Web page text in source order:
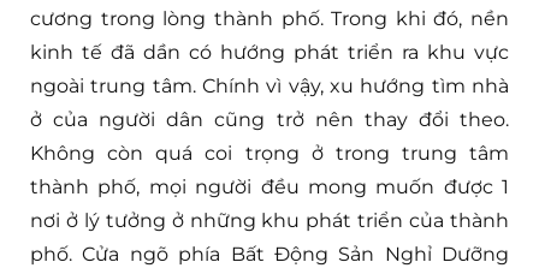
cương trong lòng thành phố. Trong khi đó, nền
kinh tế đã dần có hướng phát triển ra khu vực
ngoài trung tâm. Chính vì vậy, xu hướng tìm nhà
ở của người dân cũng trở nên thay đổi theo.
Không còn quá coi trọng ở trong trung tâm
thành phố, mọi người đều mong muốn được 1
nơi ở lý tưởng ở những khu phát triển của thành
phố. Cửa ngõ phía Bất Động Sản Nghỉ Dưỡng